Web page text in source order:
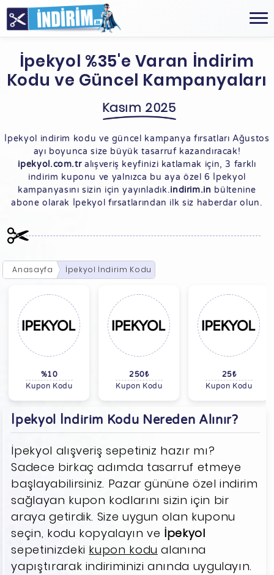
İpekyol %35'e Varan İndirim
Kodu ve Güncel Kampanyaları
Kasım 2025
İpekyol indirim kodu ve güncel kampanya fırsatları Ağustos
ayı boyunca size büyük tasarruf kazandıracak!
ipekyol.com.tralışveriş keyfinizi katlamak için, 3 farklı
indirim kuponu ve yalnızca bu aya özel 6 İpekyol
kampanyasını sizin için yayınladık.indirim.in bültenine
abone olarak İpekyol fırsatlarından ilk siz haberdar olun.
Anasayfa İpekyol İndirim Kodu
%10
Kupon Kodu
250₺
Kupon Kodu
25₺
Kupon Kodu
İpekyol İndirim Kodu Nereden Alınır?
İpekyol alışveriş sepetiniz hazır mı?
Sadece birkaç adımda tasarruf etmeye
başlayabilirsiniz. Pazar gününe özel indirim
sağlayan kupon kodlarını sizin için bir
araya getirdik. Size uygun olan kuponu
seçin, kodu kopyalayın ve İpekyol
sepetinizdeki kupon kodu alanına
yapıştırarak indiriminizi anında uygulayın.